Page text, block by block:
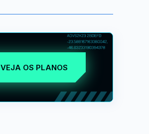
VEJA OS PLANOS